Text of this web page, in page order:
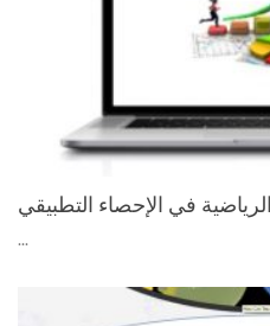
في الإحصاء التطبيقي
...